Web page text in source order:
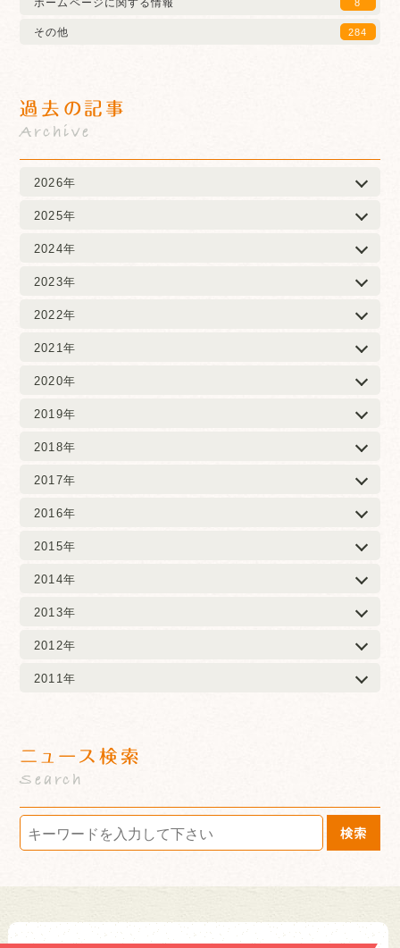
その他 284
過去の記事
Archive
2026年
2025年
2024年
2023年
2022年
2021年
2020年
2019年
2018年
2017年
2016年
2015年
2014年
2013年
2012年
2011年
ニュース検索
Search
検索